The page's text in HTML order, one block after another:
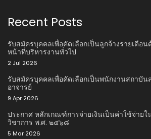
Recent Posts
รับสมัครบุคคลเพื่อคัดเลือกเป็นลูกจ้างรายเดือน
หน้าที่บริหารงานทั่วไป
2 Jul 2026
รับสมัครบุคคลเพื่อคัดเลือกเป็นพนักงานสถาบั
อาจารย์
9 Apr 2026
ประกาศ หลักเกณฑ์การจ่ายเงินเป็นค่าใช้จ่ายใ
วิชาการ พ.ศ. ๒๕๖๘
5 Mar 2026